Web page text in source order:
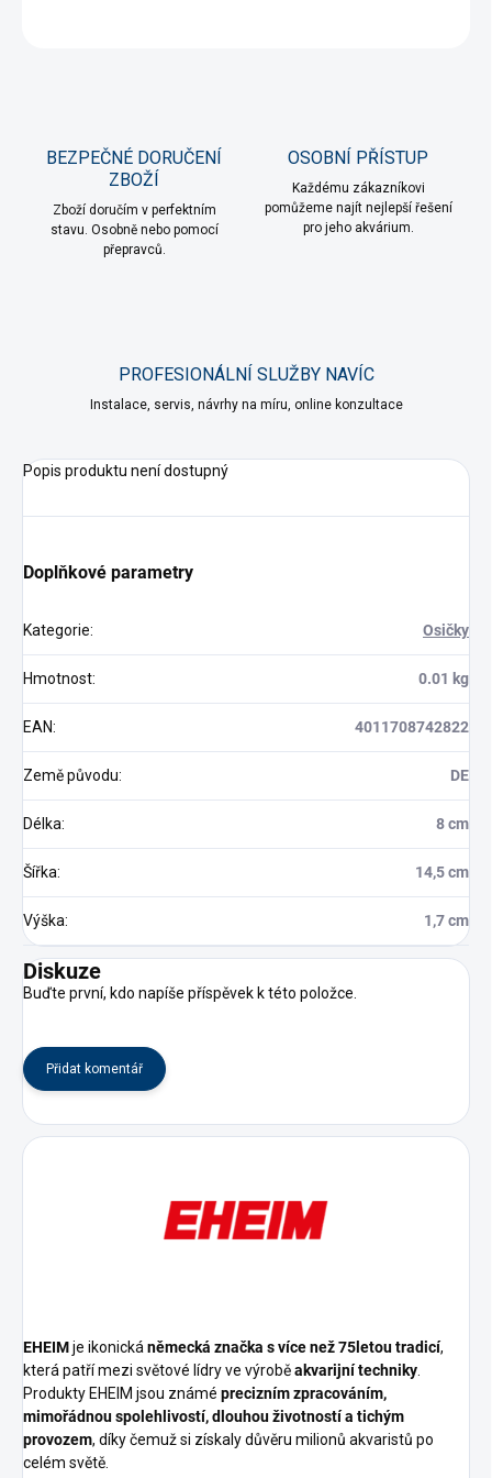
BEZPEČNÉ DORUČENÍ
ZBOŽÍ
Zboží doručím v perfektním
stavu. Osobně nebo pomocí
přepravců.
OSOBNÍ PŘÍSTUP
Každému zákazníkovi
pomůžeme najít nejlepší řešení
pro jeho akvárium.
PROFESIONÁLNÍ SLUŽBY NAVÍC
Instalace, servis, návrhy na míru, online konzultace
Popis produktu není dostupný
Doplňkové parametry
Kategorie: Osičky
Hmotnost: 0.01 kg
EAN: 4011708742822
Země původu: DE
Délka: 8 cm
Šířka: 14,5 cm
Výška: 1,7 cm
Diskuze
Buďte první, kdo napíše příspěvek k této položce.
Přidat komentář
EHEIMje ikonickáněmecká značka s více než 75letou tradicí,
která patří mezi světové lídry ve výroběakvarijní techniky.
Produkty EHEIM jsou známé precizním zpracováním,
mimořádnou spolehlivostí, dlouhou životností a tichým
provozem, díky čemuž si získaly důvěru milionů akvaristů po
celém světě.